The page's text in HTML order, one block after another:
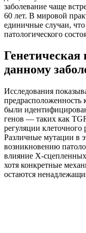
заболевание чаще
60 лет. В мировой
единичные случаи, что
патологического
Генетическая
данному
Исследования
предрасположенность
были
генов — таких как
регуляции
Различные мутации в
возникновению
влияние Х-
хотя конкретные
остаются